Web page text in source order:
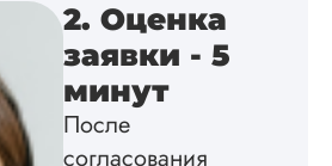
2. Оценка
заявки - 5
минут
После
согласования